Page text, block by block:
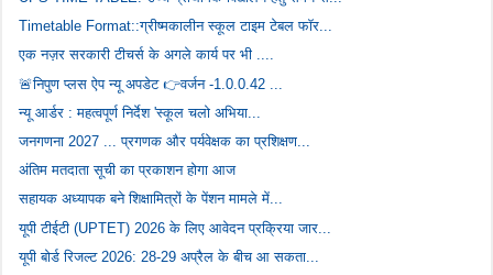
Timetable Format::ग्रीष्मकालीन स्कूल टाइम टेबल फॉर...
एक नज़र सरकारी टीचर्स के अगले कार्य पर भी ....
🚨निपुण प्लस ऐप न्यू अपडेट 👉वर्जन -1.0.0.42 ...
न्यू आर्डर : महत्‍वपूर्ण निर्देश 'स्‍कूल चलो अभिया...
जनगणना 2027 ... प्रगणक और पर्यवेक्षक का प्रशिक्षण...
अंतिम मतदाता सूची का प्रकाशन होगा आज
सहायक अध्यापक बने शिक्षामित्रों के पेंशन मामले में...
यूपी टीईटी (UPTET) 2026 के लिए आवेदन प्रक्रिया जार...
यूपी बोर्ड रिजल्ट 2026: 28-29 अप्रैल के बीच आ सकता...